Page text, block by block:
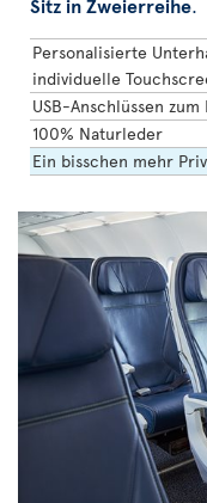
Personalisierte
individuelle
USB-Anschlüssen
100% Naturleder
Ein bisschen mehr